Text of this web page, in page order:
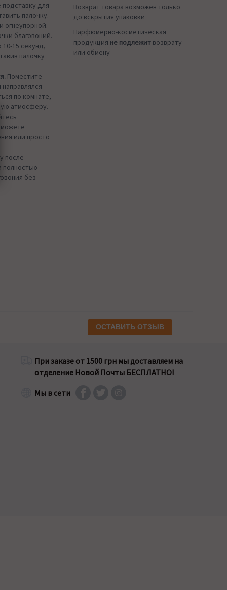
подставку для
палочку.
огнеупорной.
благовоний.
15 секунд,
палочку
Поместите
по комнате,
атмосферу.
можете
или просто
после
полностью
без
Возврат товара возможен только
до вскрытия упаковки
Парфюмерно-косметическая
продукция не подлежит возврату
или обмену
ОСТАВИТЬ ОТЗЫВ
При заказе от 1500 грн мы доставляем на
отделение Новой Почты БЕСПЛАТНО!
Мы в сети